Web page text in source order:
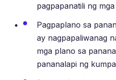
pagpapanatili ng
Pagpaplano sa
ay nagpapaliwanag
mga plano sa
pananalapi ng